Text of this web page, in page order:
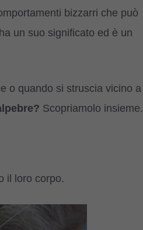
bizzarri che può
un suo significato ed è un
o quando si struscia vicino a
Scopriamolo insieme.
il loro corpo.